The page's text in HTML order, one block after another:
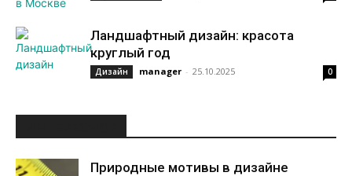
Ландшафтный дизайн: красота
круглый год
Дизайн manager - 25.10.2025 0
Природные мотивы в дизайне